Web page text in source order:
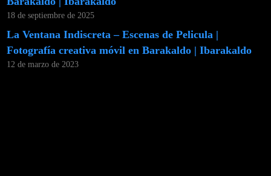
18 de septiembre de 2025
La Ventana Indiscreta – Escenas de Pelicula |
Fotografía creativa móvil en Barakaldo | Ibarakaldo
12 de marzo de 2023